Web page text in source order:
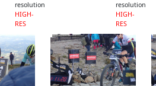
resolution
HIGH-
RES
resolution
HIGH-
RES